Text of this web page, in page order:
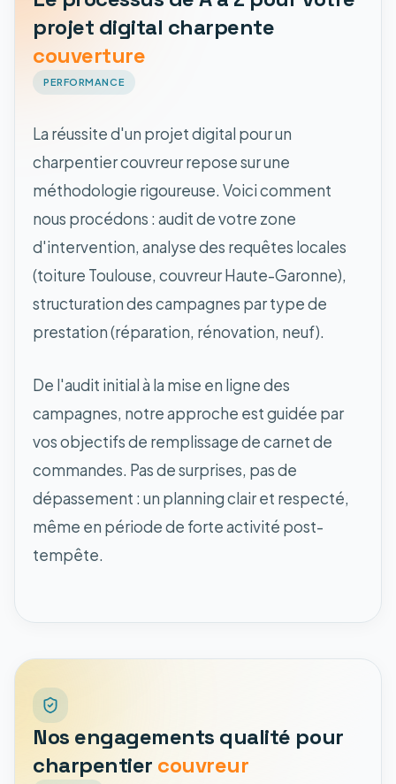
projet digital charpente
couverture
PERFORMANCE
La réussite d'un projet digital pour un
charpentier couvreur repose sur une
méthodologie rigoureuse. Voici comment
nous procédons : audit de votre zone
d'intervention, analyse des requêtes locales
(toiture Toulouse, couvreur Haute-Garonne),
structuration des campagnes par type de
prestation (réparation, rénovation, neuf).
De l'audit initial à la mise en ligne des
campagnes, notre approche est guidée par
vos objectifs de remplissage de carnet de
commandes. Pas de surprises, pas de
dépassement : un planning clair et respecté,
même en période de forte activité post-
tempête.
Nos engagements qualité pour
charpentier couvreur